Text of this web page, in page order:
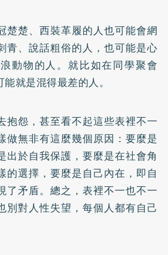
楚楚、西裝革履的人也可能會網
青、說話粗俗的人，也可能是心
動物的人。就比如在同學聚會
就是混得最差的人。
抱怨，甚至看不起這些表裡不一
做無非有這麼幾個原因：要麼是
出於自我保護，要麼是在社會角
的選擇，要麼是自己內在，即自
了矛盾。總之，表裡不一也不一
別對人性失望，每個人都有自己